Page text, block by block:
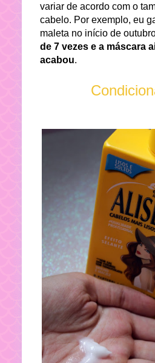
variar de acordo com o
cabelo. Por exemplo, eu
maleta no início de
de 7 vezes e a máscara
acabou.